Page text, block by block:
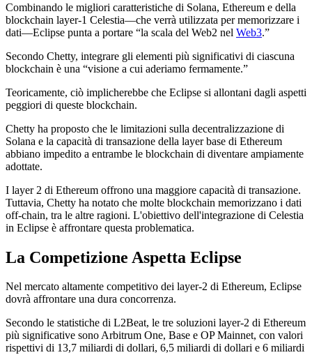
Combinando le migliori caratteristiche di Solana, Ethereum e della
blockchain layer-1 Celestia—che verrà utilizzata per memorizzare i
dati—Eclipse punta a portare “la scala del Web2 nel Web3.”
Secondo Chetty, integrare gli elementi più significativi di ciascuna
blockchain è una “visione a cui aderiamo fermamente.”
Teoricamente, ciò implicherebbe che Eclipse si allontani dagli aspetti
peggiori di queste blockchain.
Chetty ha proposto che le limitazioni sulla decentralizzazione di
Solana e la capacità di transazione della layer base di Ethereum
abbiano impedito a entrambe le blockchain di diventare ampiamente
adottate.
I layer 2 di Ethereum offrono una maggiore capacità di transazione.
Tuttavia, Chetty ha notato che molte blockchain memorizzano i dati
off-chain, tra le altre ragioni. L'obiettivo dell'integrazione di Celestia
in Eclipse è affrontare questa problematica.
La Competizione Aspetta Eclipse
Nel mercato altamente competitivo dei layer-2 di Ethereum, Eclipse
dovrà affrontare una dura concorrenza.
Secondo le statistiche di L2Beat, le tre soluzioni layer-2 di Ethereum
più significative sono Arbitrum One, Base e OP Mainnet, con valori
rispettivi di 13,7 miliardi di dollari, 6,5 miliardi di dollari e 6 miliardi